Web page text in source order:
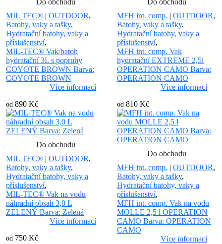
Do obchodu
MIL TEC® | OUTDOOR,
Batohy, vaky a tašky,
Hydratační batohy, vaky a
příslušenství,
MIL-TEC® Vak/batoh
hydratační 3L s popruhy
COYOTE BROWN Barva:
COYOTE BROWN
Více informací
od 890 Kč
Do obchodu
MFH int. comp. | OUTDOOR,
Batohy, vaky a tašky,
Hydratační batohy, vaky a
příslušenství,
MFH int. comp. Vak
hydratační EXTREME 2,5l
OPERATION CAMO Barva:
OPERATION CAMO
Více informací
od 810 Kč
Do obchodu
MIL TEC® | OUTDOOR,
Batohy, vaky a tašky,
Hydratační batohy, vaky a
příslušenství,
MIL-TEC® Vak na vodu
náhradní obsah 3,0 L
ZELENÝ Barva: Zelená
Více informací
od 750 Kč
Do obchodu
MFH int. comp. | OUTDOOR,
Batohy, vaky a tašky,
Hydratační batohy, vaky a
příslušenství,
MFH int. comp. Vak na vodu
MOLLE 2,5 l OPERATION
CAMO Barva: OPERATION
CAMO
Více informací